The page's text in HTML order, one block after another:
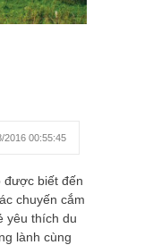
2016 00:55:45
được biết đến
chuyến cắm
yêu thích du
lành cùng